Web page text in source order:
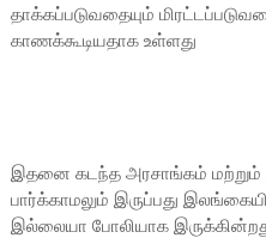
தாக்கப்படுவதையும்
காணக்கூடியதாக உள்ளது
இதனை கடந்த அரசாங்கம் மற்றும்
பார்க்காமலும் இருப்பது
இல்லையா போலியாக